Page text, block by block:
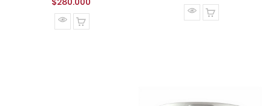
normal